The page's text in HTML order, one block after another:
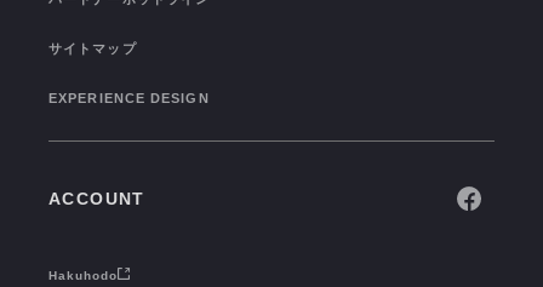
サイトマップ
EXPERIENCE DESIGN
ACCOUNT
Hakuhodo